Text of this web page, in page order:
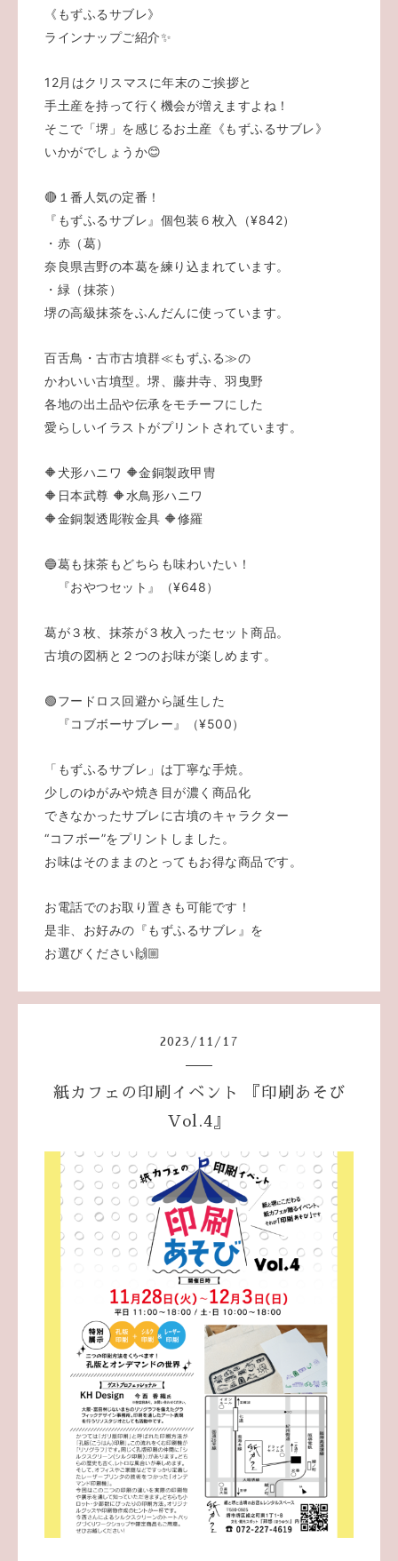
《もずふるサブレ》
ラインナップご紹介✨
12月はクリスマスに年末のご挨拶と
手土産を持って行く機会が増えますよね！
そこで「堺」を感じるお土産《もずふるサブレ》
いかがでしょうか😊
🔴１番人気の定番！
『もずふるサブレ』個包装６枚入（¥842）
・赤（葛）
奈良県吉野の本葛を練り込まれています。
・緑（抹茶）
堺の高級抹茶をふんだんに使っています。
百舌鳥・古市古墳群≪もずふる≫の
かわいい古墳型。堺、藤井寺、羽曳野
各地の出土品や伝承をモチーフにした
愛らしいイラストがプリントされています。
🔶犬形ハニワ 🔶金銅製政甲冑
🔶日本武尊 🔶水鳥形ハニワ
🔶金銅製透彫鞍金具 🔶修羅
🔵葛も抹茶もどちらも味わいたい！
『おやつセット』（¥648）
葛が３枚、抹茶が３枚入ったセット商品。
古墳の図柄と２つのお味が楽しめます。
🟢フードロス回避から誕生した
『コブボーサブレー』（¥500）
「もずふるサブレ」は丁寧な手焼。
少しのゆがみや焼き目が濃く商品化
できなかったサブレに古墳のキャラクター
“コフボー”をプリントしました。
お味はそのままのとってもお得な商品です。
お電話でのお取り置きも可能です！
是非、お好みの『もずふるサブレ』を
お選びください🙌🏼
2023 / 11 / 17
紙カフェの印刷イベント 『印刷あそび
Vol.4』